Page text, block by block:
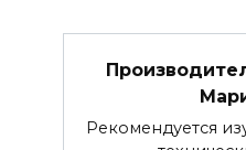
Рекомендуется